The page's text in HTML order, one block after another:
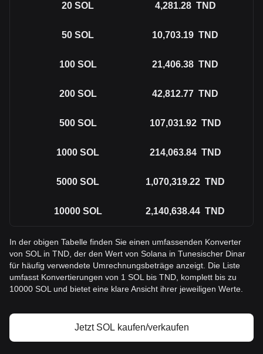
20 SOL 4,281.28 TND
50 SOL 10,703.19 TND
100 SOL 21,406.38 TND
200 SOL 42,812.77 TND
500 SOL 107,031.92 TND
1000 SOL 214,063.84 TND
5000 SOL 1,070,319.22 TND
10000 SOL 2,140,638.44 TND
In der obigen Tabelle finden Sie einen umfassenden Konverter
von SOL in TND, der den Wert von Solana in Tunesischer Dinar
für häufig verwendete Umrechnungsbeträge anzeigt. Die Liste
umfasst Konvertierungen von 1 SOL bis TND, komplett bis zu
10000 SOL und bietet eine klare Ansicht ihrer jeweiligen Werte.
Jetzt SOL kaufen/verkaufen